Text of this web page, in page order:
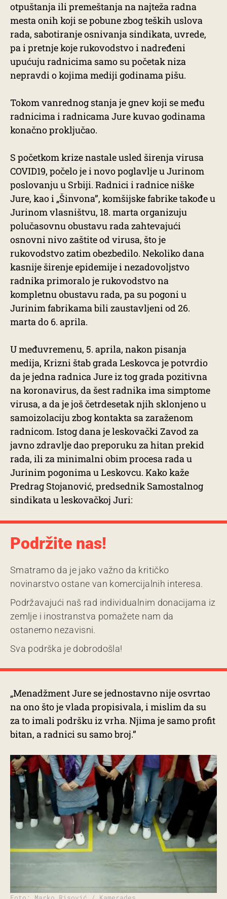
otpuštanja ili premeštanja na najteža radna
mesta onih koji se pobune zbog teških uslova
rada, sabotiranje osnivanja sindikata, uvrede,
pa i pretnje koje rukovodstvo i nadređeni
upućuju radnicima samo su početak niza
nepravdi o kojima mediji godinama pišu.
Tokom vanrednog stanja je gnev koji se među
radnicima i radnicama Jure kuvao godinama
konačno proključao.
S početkom krize nastale usled širenja virusa
COVID19, počelo je i novo poglavlje u Jurinom
poslovanju u Srbiji. Radnici i radnice niške
Jure, kao i „Šinvona”, komšijske fabrike takođe u
Jurinom vlasništvu, 18. marta organizuju
polučasovnu obustavu rada zahtevajući
osnovni nivo zaštite od virusa, što je
rukovodstvo zatim obezbedilo. Nekoliko dana
kasnije širenje epidemije i nezadovoljstvo
radnika primoralo je rukovodstvo na
kompletnu obustavu rada, pa su pogoni u
Jurinim fabrikama bili zaustavljeni od 26.
marta do 6. aprila.
U međuvremenu, 5. aprila, nakon pisanja
medija, Krizni štab grada Leskovca je potvrdio
da je jedna radnica Jure iz tog grada pozitivna
na koronavirus, da šest radnika ima simptome
virusa, a da je još četrdesetak njih sklonjeno u
samoizolaciju zbog kontakta sa zaraženom
radnicom. Istog dana je leskovački Zavod za
javno zdravlje dao preporuku za hitan prekid
rada, ili za minimalni obim procesa rada u
Jurinim pogonima u Leskovcu. Kako kaže
Predrag Stojanović, predsednik Samostalnog
sindikata u leskovačkoj Juri:
Podržite nas!
Smatramo da je jako važno da kritičko
novinarstvo ostane van komercijalnih interesa.
Podržavajući naš rad individualnim donacijama iz
zemlje i inostranstva pomažete nam da
ostanemo nezavisni.
Sva podrška je dobrodošla!
„Menadžment Jure se jednostavno nije osvrtao
na ono što je vlada propisivala, i mislim da su
za to imali podršku iz vrha. Njima je samo profit
bitan, a radnici su samo broj.”